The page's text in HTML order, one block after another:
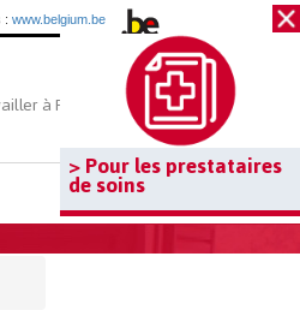
> Pour les prestataires
de soins
: www.belgium.be
à Fedasil Rechercher